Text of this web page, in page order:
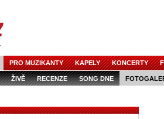
PRO MUZIKANTY KAPELY KONCERTY
ŽIVĚ RECENZE SONG DNE